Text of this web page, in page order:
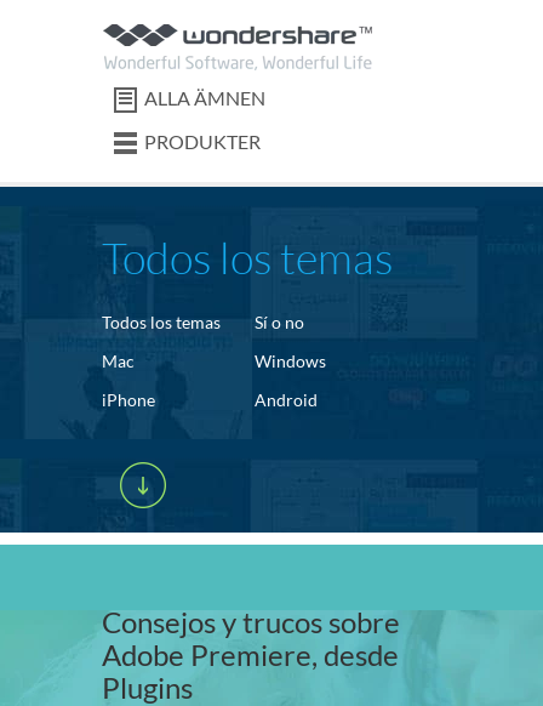
ALLA ÄMNEN
PRODUKTER
Todos los temas
Todos los temas
Sí o no
Mac
Windows
iPhone
Android
Consejos y trucos sobre
Adobe Premiere, desde
Plugins